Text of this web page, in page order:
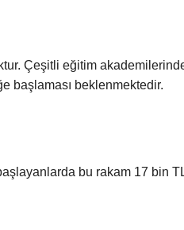
Çeşitli eğitim
başlaması beklenmektedir.
bu rakam 17 bin